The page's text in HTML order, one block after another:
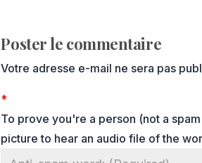
Poster le commentaire
Votre adresse e-mail ne sera pas
*
To prove you're a person (not a
picture to hear an audio file of the